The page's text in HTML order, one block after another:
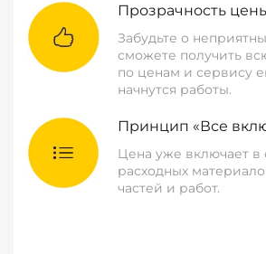
Прозрачность
Забудьте о
сможете получить
по ценам и сервису
начнутся работы.
Принцип «Все
Цена уже включает в
расходных
частей и работ.